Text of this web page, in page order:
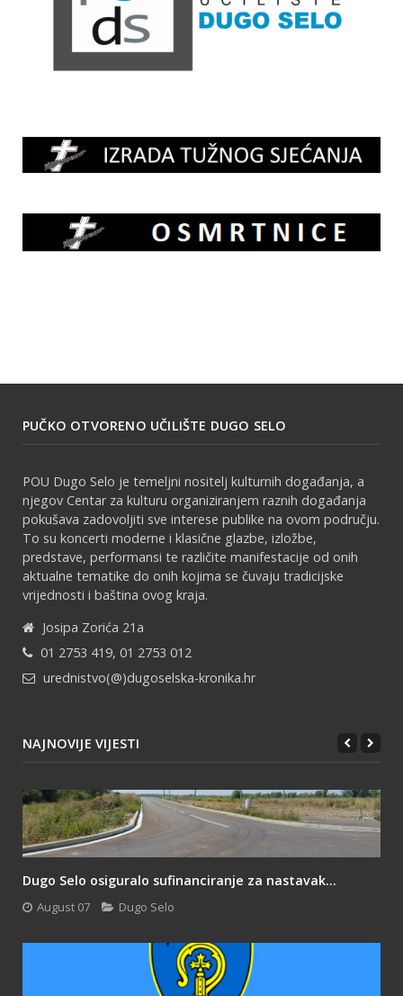
PUČKO OTVORENO UČILIŠTE DUGO SELO
POU Dugo Selo je temeljni nositelj kulturnih događanja, a
njegov Centar za kulturu organiziranjem raznih događanja
pokušava zadovoljiti sve interese publike na ovom području.
To su koncerti moderne i klasične glazbe, izložbe,
predstave, performansi te različite manifestacije od onih
aktualne tematike do onih kojima se čuvaju tradicijske
vrijednosti i baština ovog kraja.
Josipa Zorića 21a
01 2753 419, 01 2753 012
urednistvo(@)dugoselska-kronika.hr
NAJNOVIJE VIJESTI
Dugo Selo osiguralo sufinanciranje za nastavak...
August 07 Dugo Selo